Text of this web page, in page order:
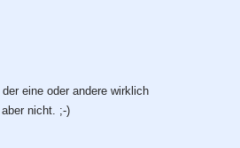
eine oder andere wirklich
nicht. ;-)